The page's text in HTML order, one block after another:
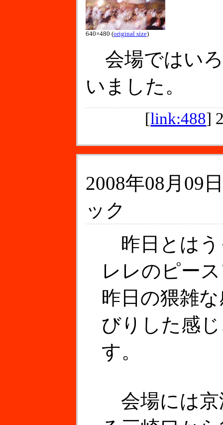
640×480 (original size)
会場ではい
いました。
[link:488]
2008年08月09
ック
昨日とはう
レレのピー
昨日の猥雑
びりした感
す。
会場には京